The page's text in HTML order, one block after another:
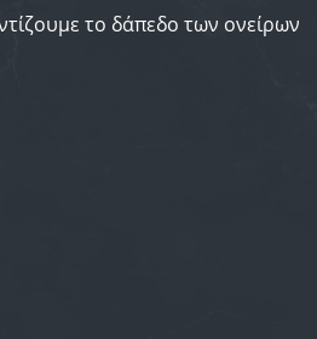
το δάπεδο των ονείρων